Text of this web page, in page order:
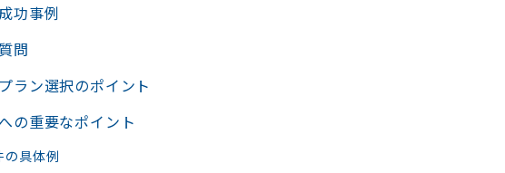
功事例
問
ラン選択のポイント
の重要なポイント
の具体例